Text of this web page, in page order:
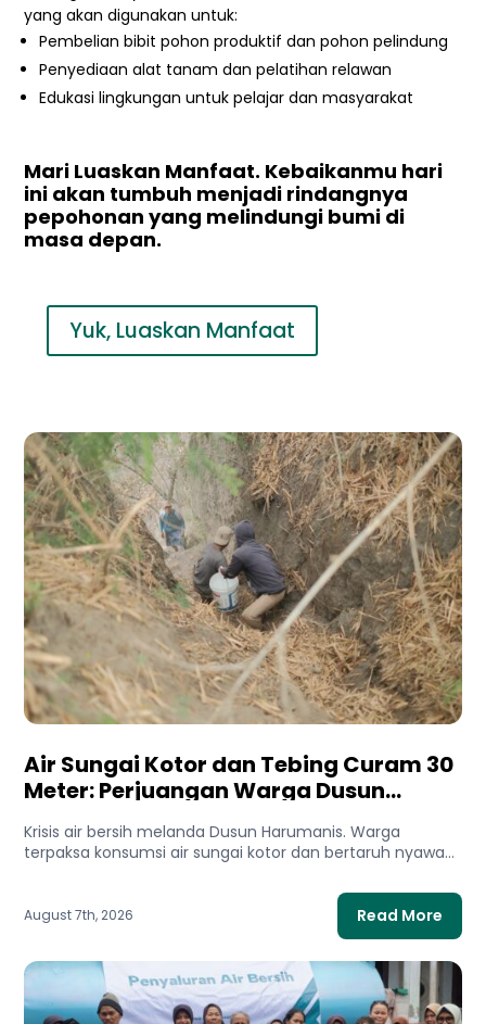
yang akan digunakan untuk:
Pembelian bibit pohon produktif dan pohon pelindung
Penyediaan alat tanam dan pelatihan relawan
Edukasi lingkungan untuk pelajar dan masyarakat
Mari Luaskan Manfaat. Kebaikanmu hari
ini akan tumbuh menjadi rindangnya
pepohonan yang melindungi bumi di
masa depan.
Yuk, Luaskan Manfaat
Air Sungai Kotor dan Tebing Curam 30
Meter: Perjuangan Warga Dusun
Krisis air bersih melanda Dusun Harumanis. Warga
terpaksa konsumsi air sungai kotor dan bertaruh nyawa
August 7th, 2026 Read More